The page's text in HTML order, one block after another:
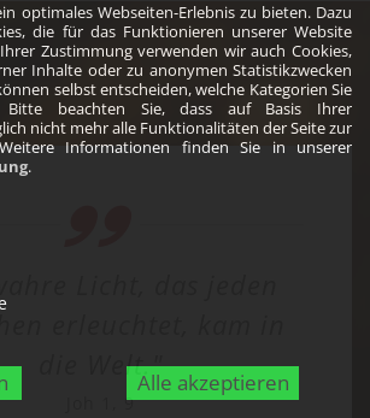
optimales Webseiten-Erlebnis zu bieten. Dazu
die für das Funktionieren unserer Website
Zustimmung verwenden wir auch Cookies,
Inhalte oder zu anonymen Statistikzwecken
selbst entscheiden, welche Kategorien Sie
Bitte beachten Sie, dass auf Basis Ihrer
nicht mehr alle Funktionalitäten der Seite zur
Informationen finden Sie in unserer
.
Alle akzeptieren
Licht, das jeden
die Welt."
Joh 1, 9